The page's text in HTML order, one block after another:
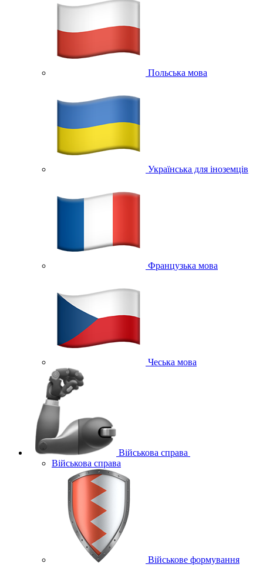
Польська мова
Українська для іноземців
Французька мова
Чеська мова
Військова справа
Військова справа
Військове формування